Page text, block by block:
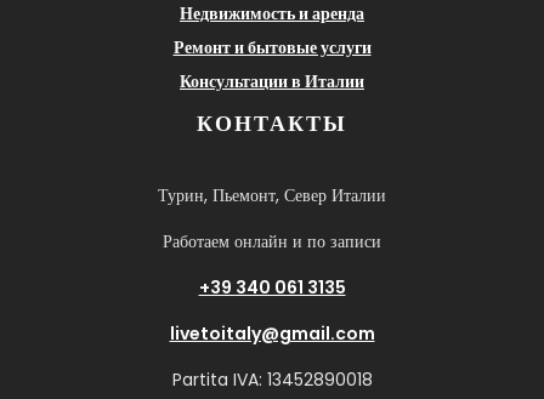
Недвижимость и аренда
Ремонт и бытовые услуги
Консультации в Италии
КОНТАКТЫ
Турин, Пьемонт, Север Италии
Работаем онлайн и по записи
+39 340 061 3135
livetoitaly@gmail.com
Partita IVA: 13452890018